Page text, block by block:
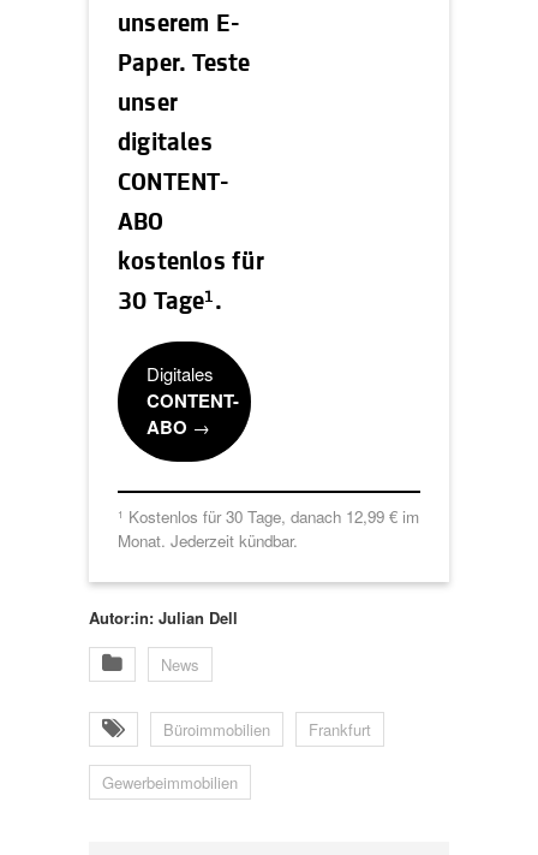
unserem E-
Paper. Teste
unser
digitales
CONTENT-
ABO
kostenlos für
30 Tage1 .
Digitales
CONTENT-
ABO →
1 Kostenlos für 30 Tage, danach 12,99 € im
Monat. Jederzeit kündbar.
Autor:in: Julian Dell
News
Büroimmobilien Frankfurt
Gewerbeimmobilien